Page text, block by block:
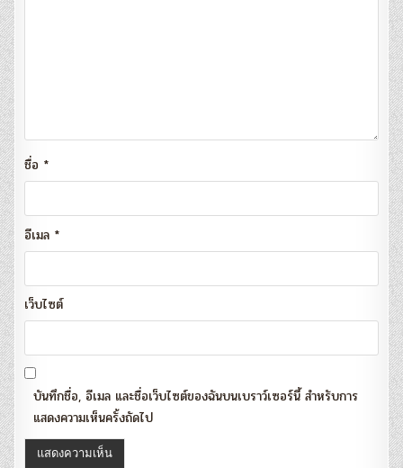
ชื่อ *
อีเมล *
เว็บไซต์
บันทึกชื่อ, อีเมล และชื่อเว็บไซต์ของฉันบนเบราว์เซอร์นี้ สำหรับการ
แสดงความเห็นครั้งถัดไป